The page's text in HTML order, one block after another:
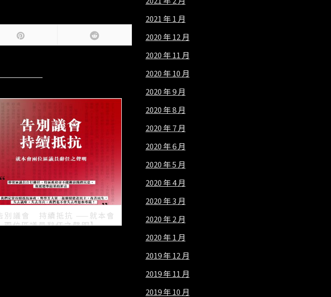
別議會 持續抵抗 ——就本會
兩位區議員辭任之聲明】
2021 年 1 月
2020 年 12 月
2020 年 11 月
2020 年 10 月
2020 年 9 月
2020 年 8 月
2020 年 7 月
2020 年 6 月
2020 年 5 月
2020 年 4 月
2020 年 3 月
2020 年 2 月
2020 年 1 月
2019 年 12 月
2019 年 11 月
2019 年 10 月